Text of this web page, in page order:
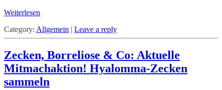
Weiterlesen
Category: Allgemein | Leave a reply
Zecken, Borreliose & Co: Aktuelle
Mitmachaktion! Hyalomma-Zecken
sammeln